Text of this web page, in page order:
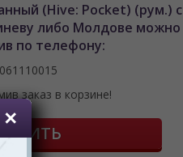
(Hive: Pocket) (рум.) с
либо Молдове можно
по телефону:
061110015
заказ в корзине!